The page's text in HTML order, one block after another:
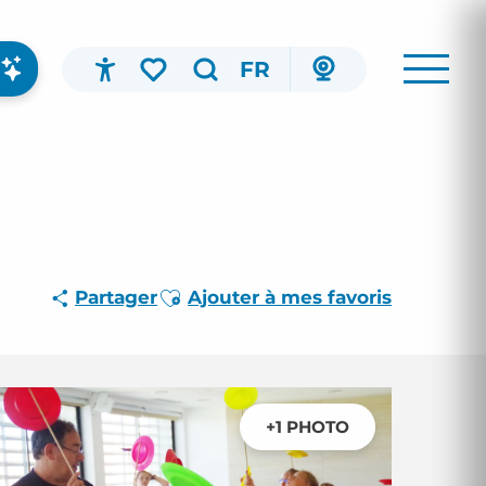
FR
PartagerAjouter aux favoris
Ajouter à mes favoris
+1 PHOTO